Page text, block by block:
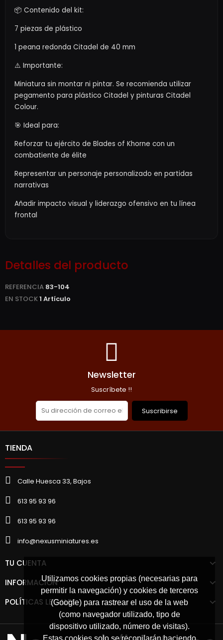
Utilizamos cookies propias (necesarias para
permitir la navegación) y cookies de terceros
(Google) para rastrear el uso de la web
(como navegador utilizado, tipo de
dispositivo utilizado, número de visitas).
📦 Contenido del kit:
7 piezas de plástico
1 peana redonda Citadel de 40 mm
⚠️ Importante:
Miniatura sin montar ni pintar. Se recomienda utilizar
pegamento para plástico Citadel y pinturas Citadel
Colour.
🎯 Ideal para:
Reforzar tu ejército de Blades of Khorne con un
combatiente de élite
Representar un personaje personalizado en partidas
narrativas
Añadir impacto visual y liderazgo ofensivo en tu línea
frontal
Detalles del producto
REFERENCIA 83-104
EN STOCK1 Artículo
Newsletter
Suscríbete !!
Suscribirse
TIENDA
Calle Huesca 33, Bajos
613 95 93 96
613 95 93 96
info@nexusminiatures.es
TU CUENTA
INFORMACIÓN
POLÍTICAS LEGALES